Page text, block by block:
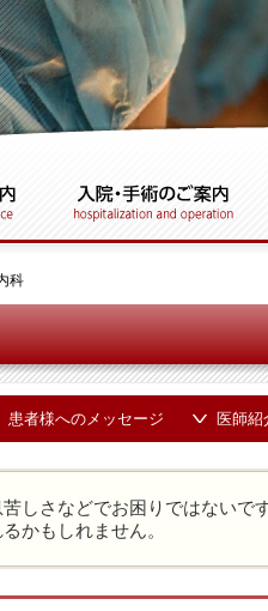
科
患者様へのメッセージ 医師紹
しさなどでお困りではないで
かもしれません。